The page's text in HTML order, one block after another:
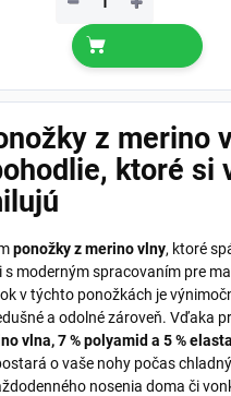
z merino
ktoré si
ponožky z merino vlny, ktoré
moderným spracovaním pre
v týchto ponožkách je
a odolné zároveň. Vďaka
vlna, 7 % polyamid a 5 %
o vaše nohy počas
nosenia doma či